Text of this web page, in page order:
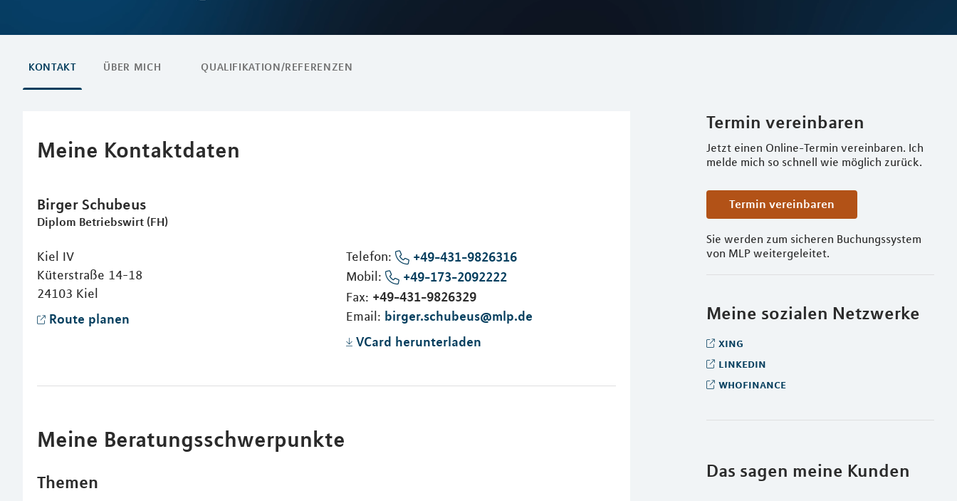
KONTAKT ÜBER MICH QUALIFIKATION/REFERENZEN
Termin vereinbaren
Jetzt einen Online-Termin vereinbaren. Ich
melde mich so schnell wie möglich zurück.
Termin vereinbaren
Sie werden zum sicheren Buchungssystem
von MLP weitergeleitet.
Meine sozialen Netzwerke
xing
linkedin
whofinance
Das sagen meine Kunden
Meine Kontaktdaten
BirgerSchubeus
Diplom Betriebswirt (FH)
Kiel IV
Küterstraße 14-18
24103 Kiel
Route planen
Telefon:
+49-431-9826316
Mobil:
+49-173-2092222
Fax: +49-431-9826329
Email: birger.schubeus@mlp.de
VCard herunterladen
Meine Beratungsschwerpunkte
Themen